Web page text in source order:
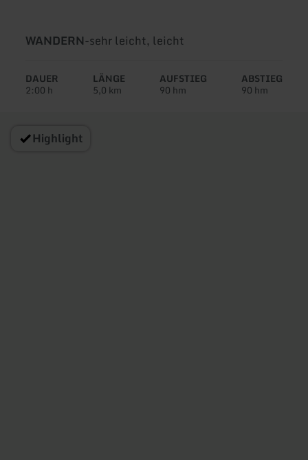
Art
Tour:
WANDERN-Schwierigkeit:
sehr leicht, leicht
DAUER
2:00 h
LÄNGE
5,0 km
AUFSTIEG
90 hm
ABSTIEG
90 hm
Highlight